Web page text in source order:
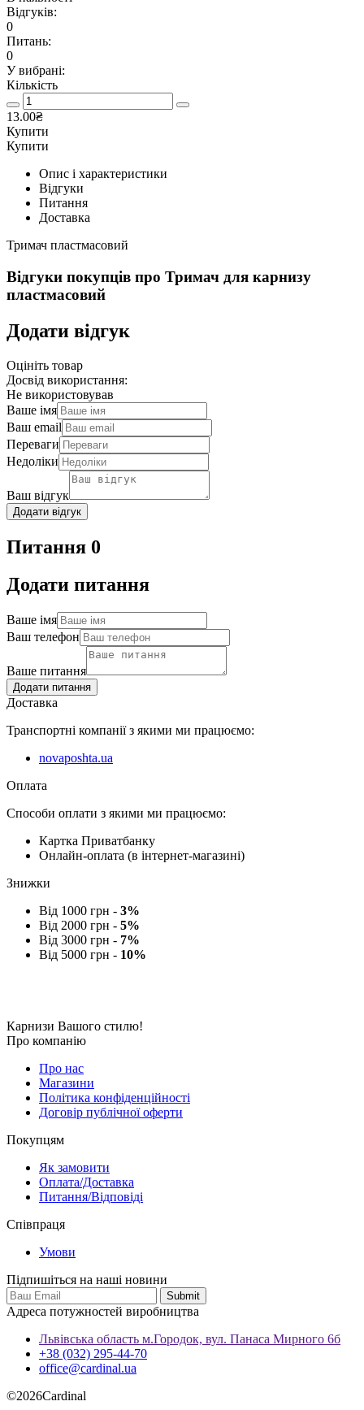
Відгуків:
0
Питань:
0
У вибрані:
Кількість
13.00₴
Купити
Купити
Опис і характеристики
Відгуки
Питання
Доставка
Тримач пластмасовий
Відгуки покупців про Тримач для карнизу
пластмасовий
Додати відгук
Оцініть товар
Досвід використання:
Не використовував
Ваше імя
Ваш email
Переваги
Недоліки
Ваш відгук
Додати відгук
Питання 0
Додати питання
Ваше імя
Ваш телефон
Ваше питання
Додати питання
Доставка
Транспортні компанії з якими ми працюємо:
novaposhta.ua
Оплата
Способи оплати з якими ми працюємо:
Картка Приватбанку
Онлайн-оплата (в інтернет-магазині)
Знижки
Від 1000 грн - 3%
Від 2000 грн - 5%
Від 3000 грн - 7%
Від 5000 грн - 10%
Карнизи Вашого стилю!
Про компанію
Про нас
Магазини
Політика конфіденційності
Договір публічної оферти
Покупцям
Як замовити
Оплата/Доставка
Питання/Відповіді
Співпраця
Умови
Підпишіться на наші новини
Адреса потужностей виробництва
Львівська область м.Городок, вул. Панаса Мирного 6б
+38 (032) 295-44-70
office@cardinal.ua
©2026Cardinal